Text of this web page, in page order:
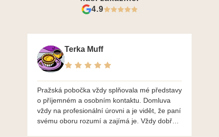
4.9
Terka Muff
Pražská pobočka vždy splňovala mé představy
o příjemném a osobním kontaktu. Domluva
vždy na profesionální úrovni a je vidět, že paní
svému oboru rozumí a zajímá je. Vždy dobře a